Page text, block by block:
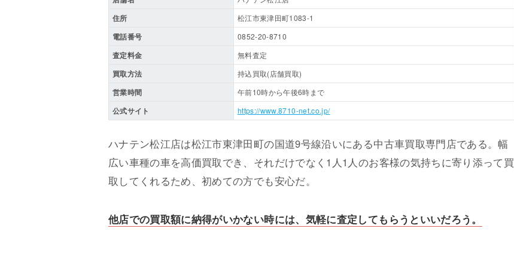
住所 松江市東津田町1083-1
電話番号 0852-20-8710
査定料金 無料査定
買取方法 持込買取(店舗買取)
営業時間 午前10時から午後6時まで
公式サイト https://www.8710-net.co.jp/
ハナテン松江店は松江市東津田町の国道9号線沿いにある中古車買取専門店である。幅
広い車種の車を高価買取でき、それだけでなく1人1人のお客様の気持ちに寄り添って買
取してくれるため、初めての方でも安心だ。
他店での買取額に納得がいかない時には、気軽に査定してもらうといいだろう。